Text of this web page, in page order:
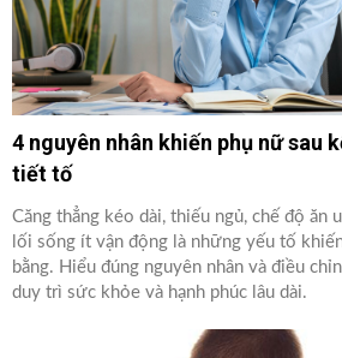
4 nguyên nhân khiến phụ nữ sau
tiết tố
Căng thẳng kéo dài, thiếu ngủ, chế độ ăn
lối sống ít vận động là những yếu tố
bằng. Hiểu đúng nguyên nhân và điều
duy trì sức khỏe và hạnh phúc lâu dài.